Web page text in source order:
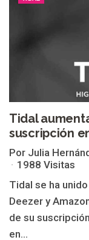
Tidal
suscripción
Por Julia
1988 Visitas
Tidal se ha
Deezer y
de su
en...